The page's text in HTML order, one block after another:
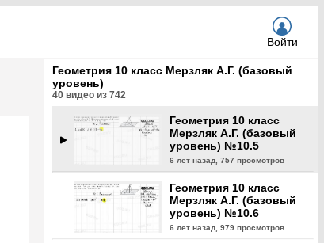
Войти
Геометрия 10 класс Мерзляк А.Г. (базовый
уровень)
40 видео из 742
813 просмотра
Мерзляк А.Г. (базовый
уровень) №10.4
Геометрия 10 класс
Мерзляк А.Г. (базовый
уровень) №10.5
6 лет назад, 757 просмотров
Геометрия 10 класс
Мерзляк А.Г. (базовый
уровень) №10.6
6 лет назад, 979 просмотров